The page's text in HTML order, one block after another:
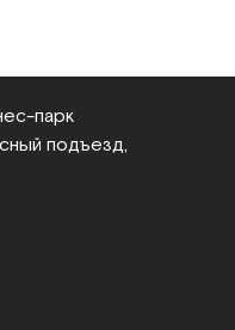
подъезд,